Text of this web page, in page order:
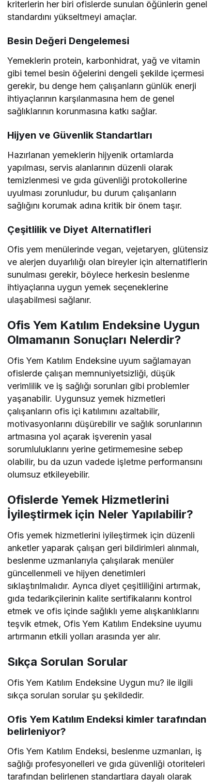
kriterlerin her biri ofislerde sunulan öğünlerin genel
standardını yükseltmeyi amaçlar.
Besin Değeri Dengelemesi
Yemeklerin protein, karbonhidrat, yağ ve vitamin
gibi temel besin öğelerini dengeli şekilde içermesi
gerekir, bu denge hem çalışanların günlük enerji
ihtiyaçlarının karşılanmasına hem de genel
sağlıklarının korunmasına katkı sağlar.
Hijyen ve Güvenlik Standartları
Hazırlanan yemeklerin hijyenik ortamlarda
yapılması, servis alanlarının düzenli olarak
temizlenmesi ve gıda güvenliği protokollerine
uyulması zorunludur, bu durum çalışanların
sağlığını korumak adına kritik bir önem taşır.
Çeşitlilik ve Diyet Alternatifleri
Ofis yem menülerinde vegan, vejetaryen, glütensiz
ve alerjen duyarlılığı olan bireyler için alternatiflerin
sunulması gerekir, böylece herkesin beslenme
ihtiyaçlarına uygun yemek seçeneklerine
ulaşabilmesi sağlanır.
Ofis Yem Katılım Endeksine Uygun
Olmamanın Sonuçları Nelerdir?
Ofis Yem Katılım Endeksine uyum sağlamayan
ofislerde çalışan memnuniyetsizliği, düşük
verimlilik ve iş sağlığı sorunları gibi problemler
yaşanabilir. Uygunsuz yemek hizmetleri
çalışanların ofis içi katılımını azaltabilir,
motivasyonlarını düşürebilir ve sağlık sorunlarının
artmasına yol açarak işverenin yasal
sorumluluklarını yerine getirmemesine sebep
olabilir, bu da uzun vadede işletme performansını
olumsuz etkileyebilir.
Ofislerde Yemek Hizmetlerini
İyileştirmek için Neler Yapılabilir?
Ofis yemek hizmetlerini iyileştirmek için düzenli
anketler yaparak çalışan geri bildirimleri alınmalı,
beslenme uzmanlarıyla çalışılarak menüler
güncellenmeli ve hijyen denetimleri
sıklaştırılmalıdır. Ayrıca diyet çeşitliliğini artırmak,
gıda tedarikçilerinin kalite sertifikalarını kontrol
etmek ve ofis içinde sağlıklı yeme alışkanlıklarını
teşvik etmek, Ofis Yem Katılım Endeksine uyumu
artırmanın etkili yolları arasında yer alır.
Sıkça Sorulan Sorular
Ofis Yem Katılım Endeksine Uygun mu? ile ilgili
sıkça sorulan sorular şu şekildedir.
Ofis Yem Katılım Endeksi kimler tarafından
belirleniyor?
Ofis Yem Katılım Endeksi, beslenme uzmanları, iş
sağlığı profesyonelleri ve gıda güvenliği otoriteleri
tarafından belirlenen standartlara dayalı olarak